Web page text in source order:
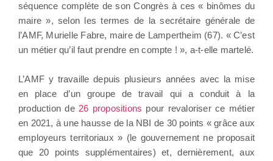
séquence complète de son Congrès à ces « binômes du
maire », selon les termes de la secrétaire générale de
l’AMF, Murielle Fabre, maire de Lampertheim (67). « C’est
un métier qu’il faut prendre en compte ! », a-t-elle martelé.
L’AMF y travaille depuis plusieurs années avec la mise
en place d’un groupe de travail qui a conduit à la
production de26 propositions pour revaloriser ce métier
en 2021, à une hausse de la NBI de 30 points « grâce aux
employeurs territoriaux » (le gouvernement ne proposait
que 20 points supplémentaires) et, dernièrement, aux